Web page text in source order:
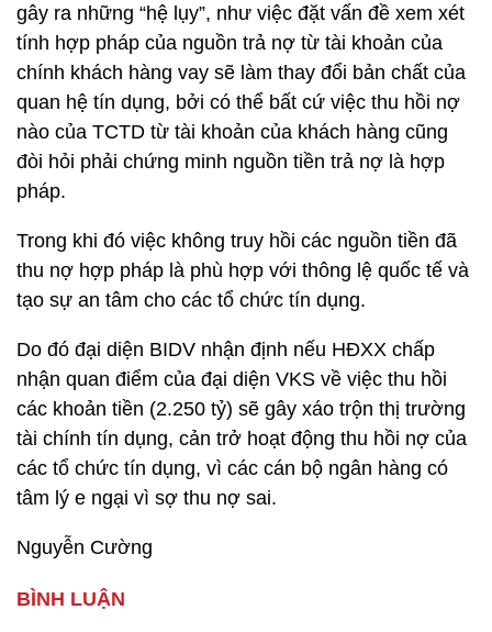
gây ra những “hệ lụy”, như việc đặt vấn đề xem xét
tính hợp pháp của nguồn trả nợ từ tài khoản của
chính khách hàng vay sẽ làm thay đổi bản chất của
quan hệ tín dụng, bởi có thể bất cứ việc thu hồi nợ
nào của TCTD từ tài khoản của khách hàng cũng
đòi hỏi phải chứng minh nguồn tiền trả nợ là hợp
pháp.
Trong khi đó việc không truy hồi các nguồn tiền đã
thu nợ hợp pháp là phù hợp với thông lệ quốc tế và
tạo sự an tâm cho các tổ chức tín dụng.
Do đó đại diện BIDV nhận định nếu HĐXX chấp
nhận quan điểm của đại diện VKS về việc thu hồi
các khoản tiền (2.250 tỷ) sẽ gây xáo trộn thị trường
tài chính tín dụng, cản trở hoạt động thu hồi nợ của
các tổ chức tín dụng, vì các cán bộ ngân hàng có
tâm lý e ngại vì sợ thu nợ sai.
Nguyễn Cường